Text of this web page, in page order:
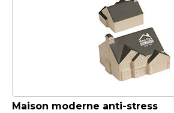
Maison moderne anti-stress